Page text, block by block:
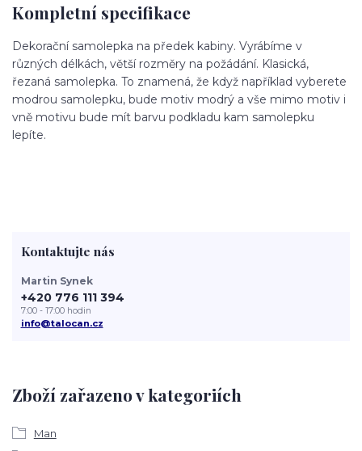
Kompletní specifikace
Dekorační samolepka na předek kabiny. Vyrábíme v
různých délkách, větší rozměry na požádání. Klasická,
řezaná samolepka. To znamená, že když například vyberete
modrou samolepku, bude motiv modrý a vše mimo motiv i
vně motivu bude mít barvu podkladu kam samolepku
lepíte.
Zboží zařazeno v kategoriích
Man
Kontaktujte nás
Martin Synek
+420 776 111 394
7:00 - 17:00 hodin
info@talocan.cz